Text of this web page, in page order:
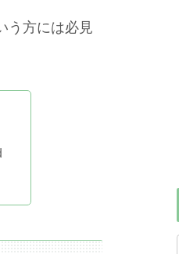
う方には必見